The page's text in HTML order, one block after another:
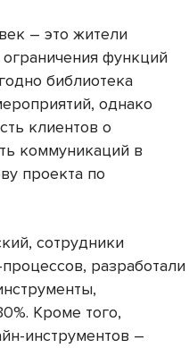
– это жители
функций
библиотека
однако
клиентов о
коммуникаций в
проекта по
сотрудники
разработали
Кроме того,
инструментов –